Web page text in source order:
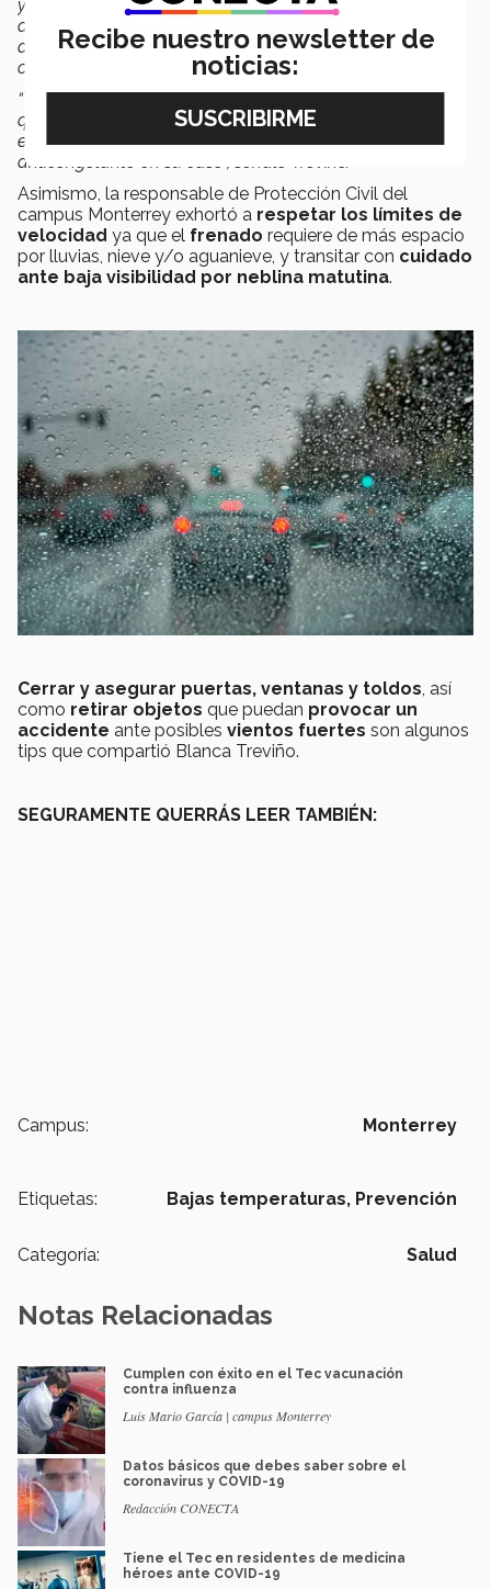
ya que las calles y carreteras se vuelven resbaladizas
ante la presencia de nieve, aguanieve o congelamiento
de estas; asegúrate que alguien conozca tu destino y
cuando esperas llegar.
“También respeta las señales de tránsito y notificaciones
que las autoridades indiquen y mantén tu auto en buen
estado, teniendo un buen limpiaparabrisas y líquido
anticongelante en su caso”, señaló Treviño.
Asimismo, la responsable de Protección Civil del
campus Monterrey exhortó a respetar los límites de
velocidad ya que el frenado requiere de más espacio
por lluvias, nieve y/o aguanieve, y transitar con cuidado
ante baja visibilidad por neblina matutina.
Cerrar y asegurar puertas, ventanas y toldos , así
como retirar objetos que puedan provocar un
accidente ante posibles vientos fuertes son algunos
tips que compartió Blanca Treviño.
SEGURAMENTE QUERRÁS LEER TAMBIÉN:
Campus: Monterrey
Etiquetas: Bajas temperaturas, Prevención
Categoría: Salud
Notas Relacionadas
Cumplen con éxito en el Tec vacunación
contra influenza
Luis Mario García | campus Monterrey
Datos básicos que debes saber sobre el
coronavirus y COVID-19
Redacción CONECTA
Tiene el Tec en residentes de medicina
héroes ante COVID-19
Recibe nuestro newsletter de
noticias: